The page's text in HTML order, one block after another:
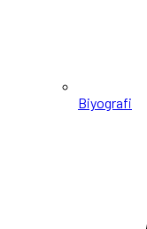
Biyografi